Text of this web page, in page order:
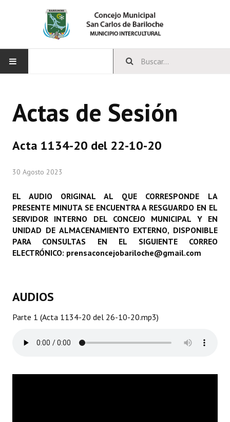
CONCEJO
Comisiones Permanentes
Comisiones Especiales
Concejales Mandato Cumplido
Programas
Digesto
Actas de Sesión
Acta 1134-20 del 22-10-20
30 Agosto 2023
EL AUDIO ORIGINAL AL QUE CORRESPONDE LA
PRESENTE MINUTA SE ENCUENTRA A RESGUARDO EN EL
SERVIDOR INTERNO DEL CONCEJO MUNICIPAL Y EN
UNIDAD DE ALMACENAMIENTO EXTERNO, DISPONIBLE
PARA CONSULTAS EN EL SIGUIENTE CORREO
ELECTRÓNICO: prensaconcejobariloche@gmail.com
AUDIOS
Parte 1 (Acta 1134-20 del 26-10-20.mp3)